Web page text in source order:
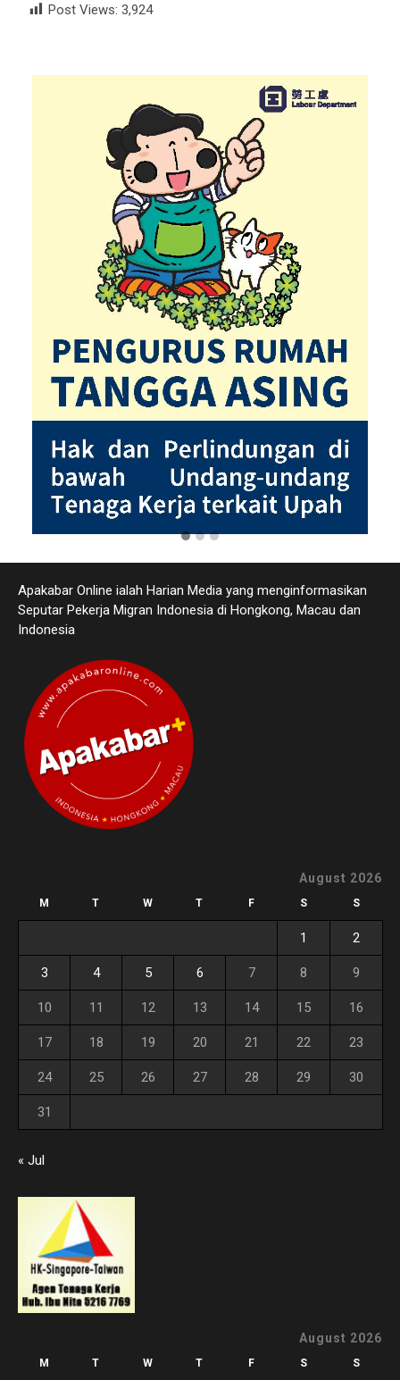
Post Views: 3,924
Apakabar Online ialah Harian Media yang menginformasikan
Seputar Pekerja Migran Indonesia di Hongkong, Macau dan
Indonesia
August 2026
M T W T F S S
1 2
3 4 5 6 7 8 9
10 11 12 13 14 15 16
17 18 19 20 21 22 23
24 25 26 27 28 29 30
31
« Jul
August 2026
M T W T F S S